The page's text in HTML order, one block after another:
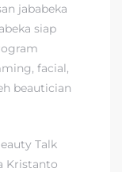
jababeka
siap
facial,
beautician
Talk
Kristanto